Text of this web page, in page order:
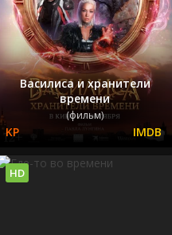
Василиса и хранители
времени
(фильм)
HD